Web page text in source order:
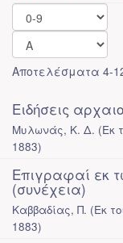
Αποτελέσματα 4-
Ειδήσεις
Μυλωνάς, Κ. Δ. (Εκ
1883)
Επιγραφαί εκ
(συνέχεια)
Καββαδίας, Π. (Εκ
1883)